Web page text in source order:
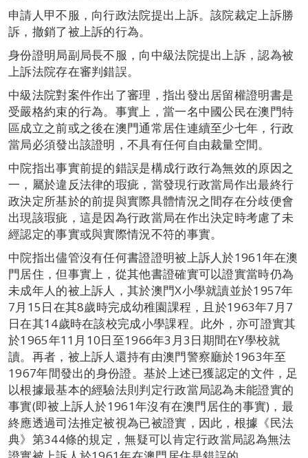
申請人甲不服，向行政法院提出上訴。該院裁定上訴勝
訴，撤銷了被上訴的行為。
身份證明局副局長不服，向中級法院提出上訴，認為被
上訴法院存在審判錯誤。
中級法院對案件作出了審理，指出發出居留權證明書是
受嚴格約束的行為。事實上，當一名中國公民在澳門特
區成立之前或之後在澳門通常居住連續至少七年，行政
當局必須發出該證明，不具有任何自由裁量空間。
中院指出事實前提的錯誤是構成行政行為無效的原因之
一，屬於違反法律的瑕疵，當發現行政當局作出最終行
政決定所基於的前提與實際具體情況之間存在分歧便會
出現該瑕疵，這是因為行政當局在作出決定時考慮了未
經認定的事實或與實際情況不符的事實。
中院指出儘管沒有任何書證證明被上訴人於1961年在澳
門居住，但事實上，從其他書證確實可以證實當時仍為
未成年人的被上訴人，其於澳門X小學就讀並於1957年
7月15日在其8歲時完成幼稚園課程，且於1963年7月7
日在其14歲時在該校完成小學課程。此外，亦可證實其
於1965年11月10日至1966年3月3日期間在Y學校就
讀。再者，被上訴人還持有由澳門警察廳於1963年至
1967年間發出的身份證。基於上述已獲認定的文件，足
以根據最基本的經驗法則判定行政當局認為未能證實的
事實(即被上訴人於1961年沒有在澳門居住的事實)，最
終應透過司法推定被視為已被證實，因此，根據《民法
典》第344條的規定，無疑可以肯定行政當局認為無法